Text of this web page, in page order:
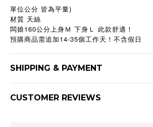
單位公分 皆為平量)
材質 天絲
闆娘 160公分上身Ｍ 下身Ｌ 此款舒適！
預購商品需追加14-35個工作天！不含假日
SHIPPING & PAYMENT
CUSTOMER REVIEWS